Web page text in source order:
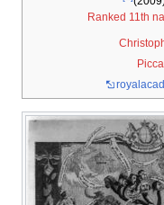
Ranked 11th